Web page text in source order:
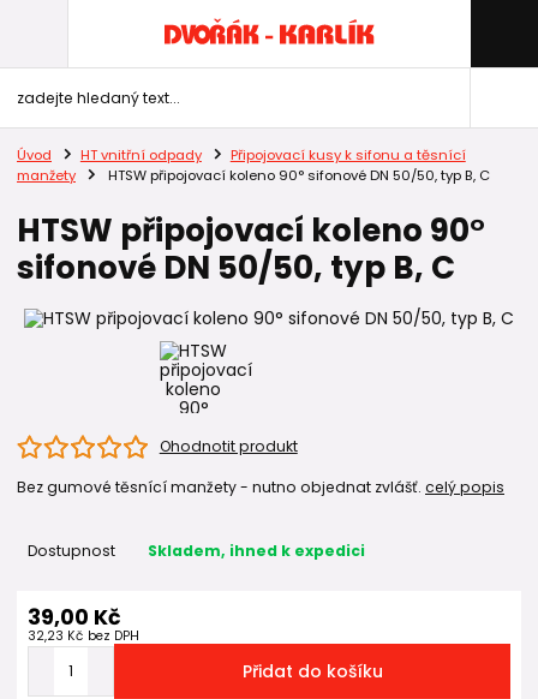
Úvod HT vnitřní odpady
Připojovací kusy k sifonu a těsnící
manžety
HTSW připojovací koleno 90° sifonové DN 50/50, typ B, C
HTSW připojovací koleno 90°
sifonové DN 50/50, typ B, C
Ohodnotit produkt
Bez gumové těsnící manžety - nutno objednat zvlášť. celý popis
Dostupnost Skladem, ihned k expedici
39,00 Kč
32,23 Kč bez DPH
Přidat do košíku